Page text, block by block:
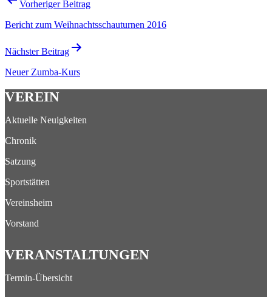
Vorheriger Beitrag
Bericht zum Weihnachtsschauturnen 2016
Nächster Beitrag
Neuer Zumba-Kurs
VEREIN
Aktuelle Neuigkeiten
Chronik
Satzung
Sportstätten
Vereinsheim
Vorstand
VERANSTALTUNGEN
Termin-Übersicht